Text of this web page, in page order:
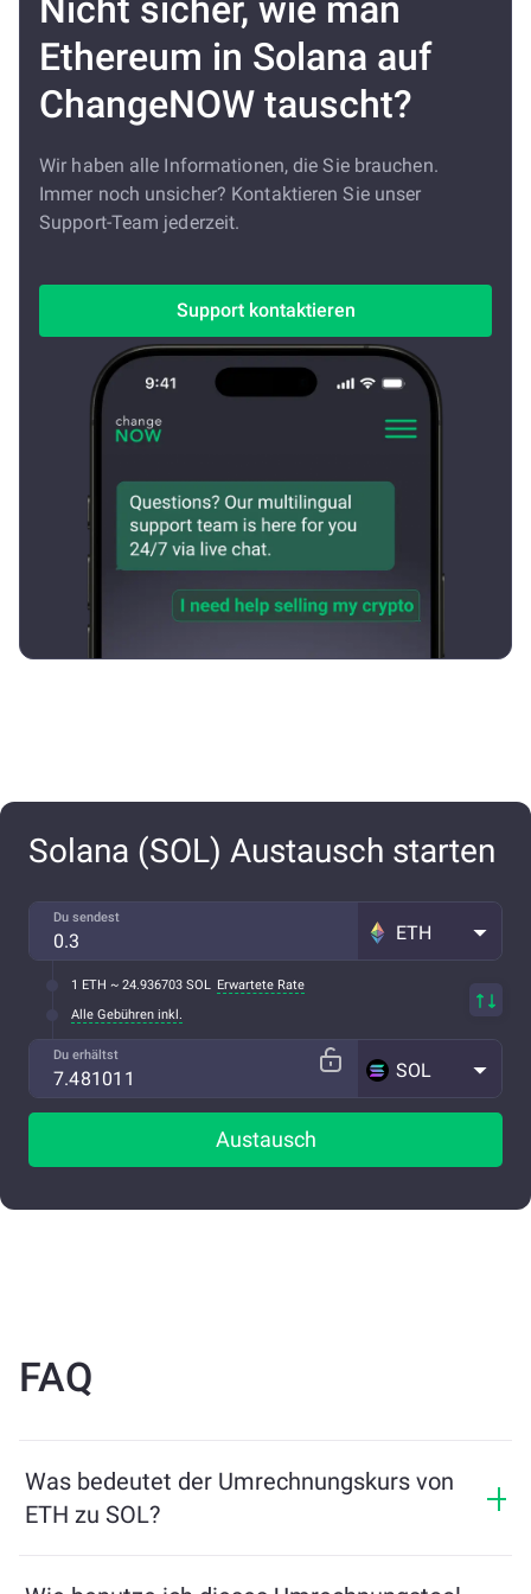
Nicht sicher, wie man
Ethereum in Solana auf
ChangeNOW tauscht?
Wir haben alle Informationen, die Sie brauchen.
Immer noch unsicher? Kontaktieren Sie unser
Support-Team jederzeit.
Support kontaktieren
Solana (SOL) Austausch starten
Du sendest
ETH
1 ETH ~ 24.936703 SOL Erwartete Rate
Alle Gebühren inkl.
Du erhältst
SOL
Austausch
FAQ
Was bedeutet der Umrechnungskurs von
ETH zu SOL?